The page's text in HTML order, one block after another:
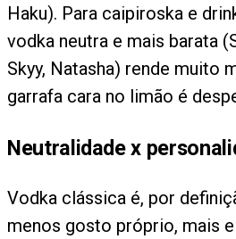
Haku). Para caipiroska e
vodka neutra e mais barata
Skyy, Natasha) rende muito
garrafa cara no limão é
Neutralidade x
Vodka clássica é, por
menos gosto próprio, mais